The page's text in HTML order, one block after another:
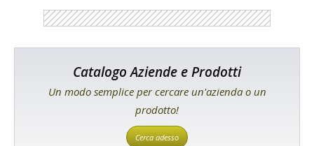
Catalogo Aziende e Prodotti
Un modo semplice per cercare un'azienda o un
prodotto!
Cerca adesso